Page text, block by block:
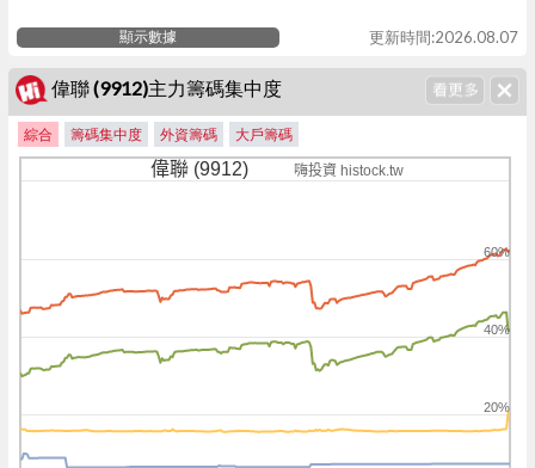
顯示數據 更新時間:2026.08.07
偉聯 (9912)主力籌碼集中度
綜合 籌碼集中度 外資籌碼 大戶籌碼
偉聯 (9912) 嗨投資 histock.tw
20%
40%
60%